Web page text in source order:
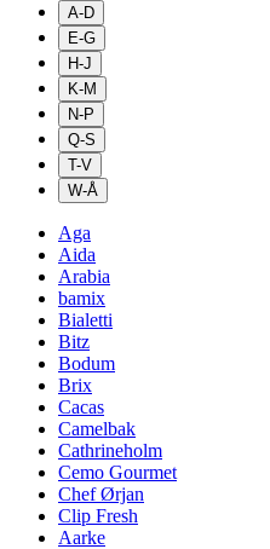
A-D
E-G
H-J
K-M
N-P
Q-S
T-V
W-Å
Aga
Aida
Arabia
bamix
Bialetti
Bitz
Bodum
Brix
Cacas
Camelbak
Cathrineholm
Cemo Gourmet
Chef Ørjan
Clip Fresh
Aarke